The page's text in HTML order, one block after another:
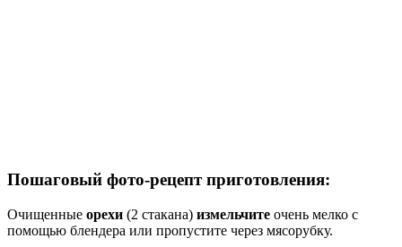
Пошаговый фото-рецепт приготовления:
Очищенные орехи (2 стакана) измельчите очень мелко с
помощью блендера или пропустите через мясорубку.